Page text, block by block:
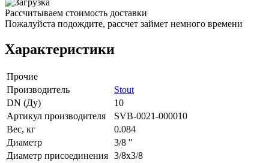
Рассчитываем стоимость доставки
Пожалуйста подождите, рассчет займет немного времени
Характеристики
Прочие
Производитель
Stout
DN (Ду)
10
Артикул производителя
SVB-0021-000010
Вес, кг
0.084
Диаметр
3/8 "
Диаметр присоединения 3/8x3/8